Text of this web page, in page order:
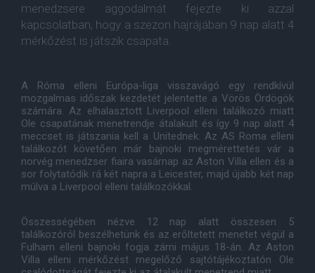
menedzsere aggodalmát fejezte ki azzal
kapcsolatban, hogy a szezon hajrájában 9 nap alatt 4
mérkőzést is játszik csapata.
A Róma elleni Európa-liga visszavágó egy rendkívül
mozgalmas időszak kezdetét jelentette a Vörös Ördögök
számára. Az elhalasztott Liverpool elleni találkozó miatt
Ole csapatának menetrendje átalakult és így 9 nap alatt 4
meccset is játszania kell a Unitednek. Az AS Roma elleni
találkozót követően már bajnoki megmérettetés vár a
norvég menedzser fiaira vasárnap az Aston Villa ellen és a
sor folytatódik rá két napra a Leicester, majd újabb két nap
múlva a Liverpool elleni találkozókkal.
Összességében nézve 12 nap alatt összesen 5
találkozóról beszélhetünk és az erőltetett menetet végül a
Fulham elleni bajnoki fogja zárni május 18-án. Az Aston
Villa elleni mérkőzést megelőző sajtótájékoztatón Ole